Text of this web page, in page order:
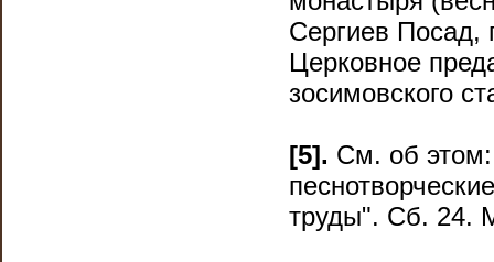
Сергиев Посад,
Церковное
зосимовского
[5]. См. об
труды". Сб. 24.